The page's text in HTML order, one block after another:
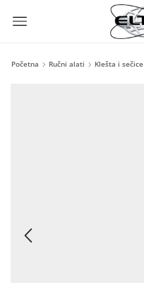
Početna Ručni alati Klešta i sečice